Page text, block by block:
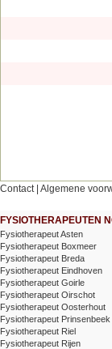
Contact| Algemene
FYSIOTHERAPEUTEN
Fysiotherapeut Asten
Fysiotherapeut Boxmeer
Fysiotherapeut Breda
Fysiotherapeut Eindhoven
Fysiotherapeut Goirle
Fysiotherapeut Oirschot
Fysiotherapeut Oosterhout
Fysiotherapeut Prinsenbeek
Fysiotherapeut Riel
Fysiotherapeut Rijen